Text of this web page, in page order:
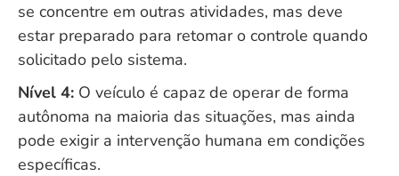
se concentre em outras atividades, mas deve
estar preparado para retomar o controle quando
solicitado pelo sistema.
Nível 4: O veículo é capaz de operar de forma
autônoma na maioria das situações, mas ainda
pode exigir a intervenção humana em condições
específicas.